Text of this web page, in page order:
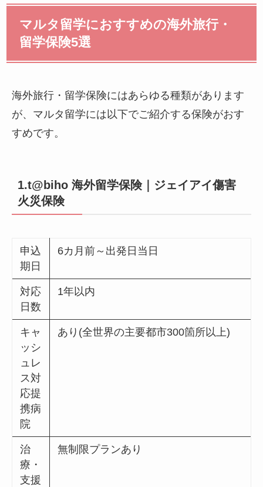
マルタ留学におすすめの海外旅行・
留学保険5選
海外旅行・留学保険にはあらゆる種類があります
が、マルタ留学には以下でご紹介する保険がおす
すめです。
1.t@biho 海外留学保険｜ジェイアイ傷害
火災保険
申込
期日
6カ月前～出発日当日
対応
日数
1年以内
キャ
ッシ
ュレ
ス対
応提
携病
院
あり(全世界の主要都市300箇所以上)
治
療・
支援
無制限プランあり